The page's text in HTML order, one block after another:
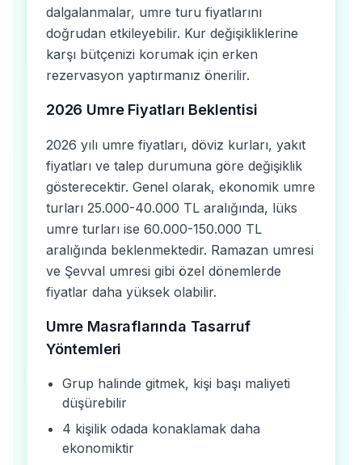
dalgalanmalar, umre turu fiyatlarını
doğrudan etkileyebilir. Kur değişikliklerine
karşı bütçenizi korumak için erken
rezervasyon yaptırmanız önerilir.
2026 Umre Fiyatları Beklentisi
2026 yılı umre fiyatları, döviz kurları, yakıt
fiyatları ve talep durumuna göre değişiklik
gösterecektir. Genel olarak, ekonomik umre
turları 25.000-40.000 TL aralığında, lüks
umre turları ise 60.000-150.000 TL
aralığında beklenmektedir. Ramazan umresi
ve Şevval umresi gibi özel dönemlerde
fiyatlar daha yüksek olabilir.
Umre Masraflarında Tasarruf
Yöntemleri
Grup halinde gitmek, kişi başı maliyeti
düşürebilir
4 kişilik odada konaklamak daha
ekonomiktir